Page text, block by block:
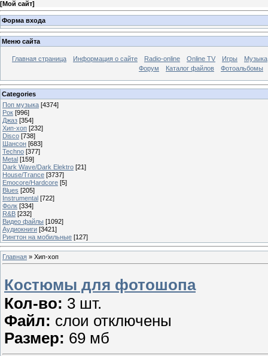
[Мой сайт]
Форма входа
Меню сайта
Главная страница Информация о сайте Radio-online Online TV Игры
Музыка
Форум
Каталог файлов Фотоальбомы
Categories
Поп музыка [4374]
Рок [996]
Джаз [354]
Хип-хоп [232]
Disco [738]
Шансон [683]
Techno [377]
Metal [159]
Dark Wave/Dark Elektro [21]
House/Trance [3737]
Emocore/Hardcore [5]
Blues [205]
Instrumental [722]
Фолк [334]
R&B [232]
Видео файлы [1092]
Аудиокниги [3421]
Рингтон на мобильные [127]
Главная » Хип-хоп
Костюмы для фотошопа
Кол-во: 3 шт.
Файл: слои отключены
Размер: 69 мб